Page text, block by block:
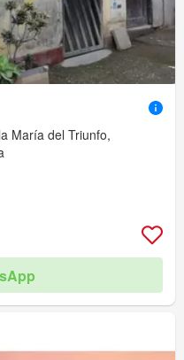
María del Triunfo,